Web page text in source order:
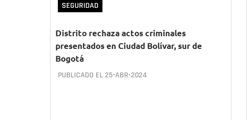
SEGURIDAD
Distrito rechaza actos criminales
presentados en Ciudad Bolívar, sur de
Bogotá
PUBLICADO EL 25•ABR•2024